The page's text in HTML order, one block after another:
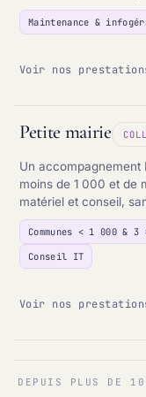
Maintenance &
Voir nos
Petite mairie
Un accompagnement
moins de 1 000 et de
matériel et conseil,
Communes < 1 000 & 3
Conseil IT
Voir nos
DEPUIS PLUS DE